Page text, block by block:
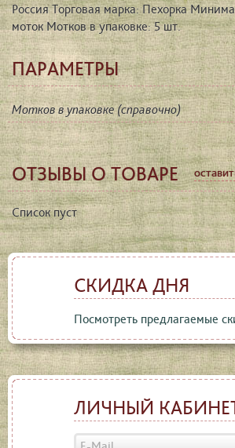
Россия Торговая марка: Пехорка
моток Мотков в упаковке: 5 шт.
ПАРАМЕТРЫ
Мотков в упаковке (справочно)
ОТЗЫВЫ О ТОВАРЕ
Список пуст
СКИДКА ДНЯ
Посмотреть предлагаемые
ЛИЧНЫЙ